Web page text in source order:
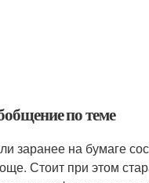
по теме
заранее на бумаге
Стоит при этом